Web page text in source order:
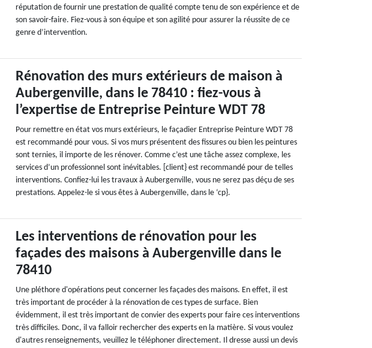
réputation de fournir une prestation de qualité compte tenu de son expérience et de
son savoir-faire. Fiez-vous à son équipe et son agilité pour assurer la réussite de ce
genre d’intervention.
Rénovation des murs extérieurs de maison à
Aubergenville, dans le 78410 : fiez-vous à
l’expertise de Entreprise Peinture WDT 78
Pour remettre en état vos murs extérieurs, le façadier Entreprise Peinture WDT 78
est recommandé pour vous. Si vos murs présentent des fissures ou bien les peintures
sont ternies, il importe de les rénover. Comme c’est une tâche assez complexe, les
services d’un professionnel sont inévitables. [client} est recommandé pour de telles
interventions. Confiez-lui les travaux à Aubergenville, vous ne serez pas déçu de ses
prestations. Appelez-le si vous êtes à Aubergenville, dans le ‘cp}.
Les interventions de rénovation pour les
façades des maisons à Aubergenville dans le
78410
Une pléthore d'opérations peut concerner les façades des maisons. En effet, il est
très important de procéder à la rénovation de ces types de surface. Bien
évidemment, il est très important de convier des experts pour faire ces interventions
très difficiles. Donc, il va falloir rechercher des experts en la matière. Si vous voulez
d'autres renseignements, veuillez le téléphoner directement. Il dresse aussi un devis